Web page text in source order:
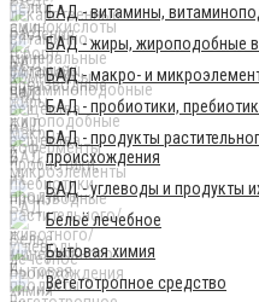
БАД - витамины,
БАД - жиры, жироподобные
БАД - макро- и
БАД - пробиотики,
БАД - продукты
происхождения
БАД - углеводы и продукты
Бельё лечебное
Бытовая химия
Вегетотропное средство